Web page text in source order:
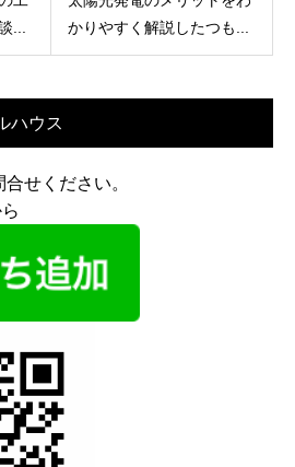
...
かりやすく解説したつも...
ハウス
せください。
ら